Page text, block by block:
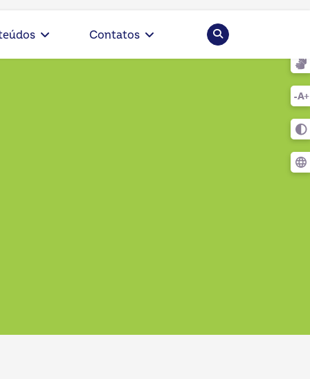
Contatos Pesquisar